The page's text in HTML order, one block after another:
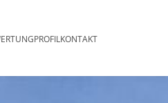
PROFILKONTAKT